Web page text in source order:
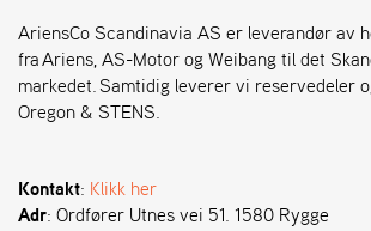
AriensCo Scandinavia AS er leverandør av
fra Ariens, AS-Motor og Weibang til det
markedet. Samtidig leverer vi reservedeler
Oregon & STENS.
Kontakt: Klikk her
Adr: Ordfører Utnes vei 51. 1580 Rygge